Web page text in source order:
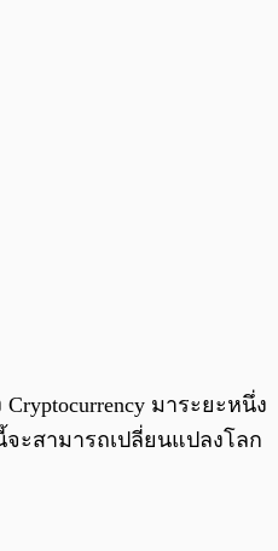
มาระยะหนึ่ง
ะสามารถเปลี่ยนแปลงโลก